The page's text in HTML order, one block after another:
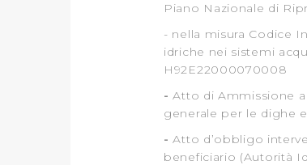
Piano Nazionale di
- nella misura Codice
idriche nei sistemi
H92E22000070008
-Atto di Ammissione
generale per le dighe
-Atto d’obbligo
beneficiario (Autorità